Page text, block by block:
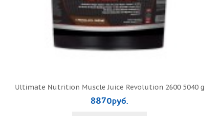
Ultimate Nutrition Muscle Juice Revolution 2600 5040 g
8870руб.